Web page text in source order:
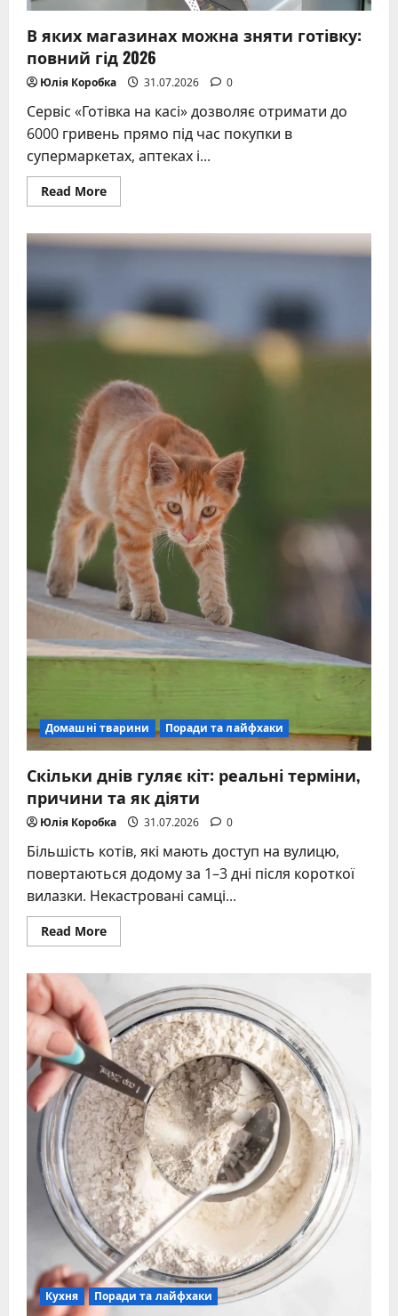
В яких магазинах можна зняти готівку:
повний гід 2026
Юлія Коробка 31.07.2026 0
Сервіс «Готівка на касі» дозволяє отримати до
6000 гривень прямо під час покупки в
супермаркетах, аптеках і...
Read MoreRead
more
яких
магазинах
готівку:
повний
гід
Домашні тварини Поради та лайфхаки
Скільки днів гуляє кіт: реальні терміни,
причини та як діяти
Юлія Коробка 31.07.2026 0
Більшість котів, які мають доступ на вулицю,
повертаються додому за 1–3 дні після короткої
вилазки. Некастровані самці...
Read MoreRead
more
гуляє
кіт:
реальні
терміни,
причини
та
як
діяти
Кухня Поради та лайфхаки